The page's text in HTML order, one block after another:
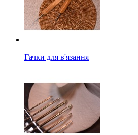
Гачки для в'язання